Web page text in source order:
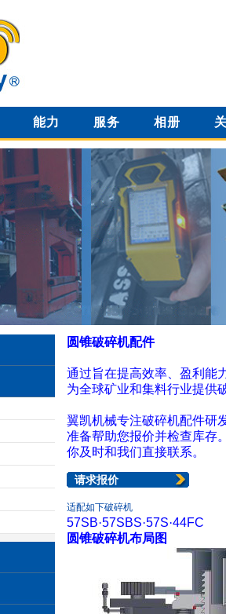
能力 服务 相册
圆锥破碎机配件
通过旨在提高效率、盈利能
为全球矿业和集料行业提供
翼凯机械专注破碎机配件研
准备帮助您报价并检查库存
你及时和我们直接联系。
请求报价
适配如下破碎机
57SB·57SBS·57S·44FC
圆锥破碎机布局图